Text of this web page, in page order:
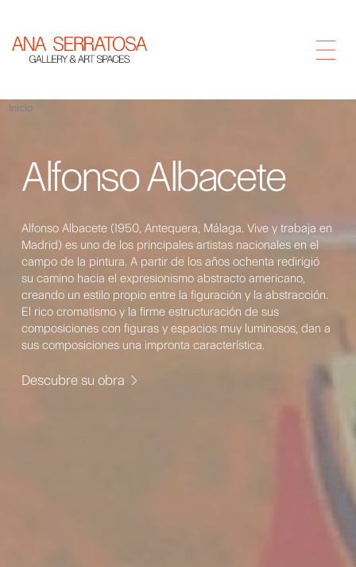
Inicio
Alfonso Albacete
Alfonso Albacete (1950, Antequera, Málaga. Vive y trabaja en
Madrid) es uno de los principales artistas nacionales en el
campo de la pintura. A partir de los años ochenta redirigió
su camino hacia el expresionismo abstracto americano,
creando un estilo propio entre la figuración y la abstracción.
El rico cromatismo y la firme estructuración de sus
composiciones con figuras y espacios muy luminosos, dan a
sus composiciones una impronta característica.
Descubre su obra